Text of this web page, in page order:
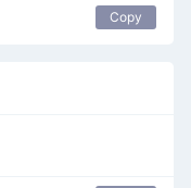
Copy